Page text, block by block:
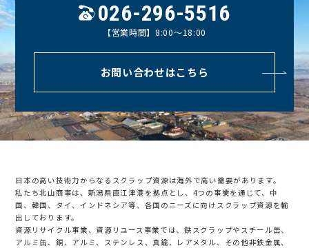
026-296-5516
【営業時間】8:00〜18:00
お問い合わせはこちら
日本の高い技術力からなるスクラップ資源は海外で高い需要があります。
私たち北山商事は、新潟県直江津港を拠点とし、4つの事業を通じて、中
国、韓国、タイ、インドネシア等、各国のニーズに向けスクラップ資源を輸
出しております。
資源リサイクル事業、資源リユース事業では、鉄スクラップやスチール缶、
アルミ缶、銅、アルミ、ステンレス、真鍮、レアメタル、その他非鉄金属、